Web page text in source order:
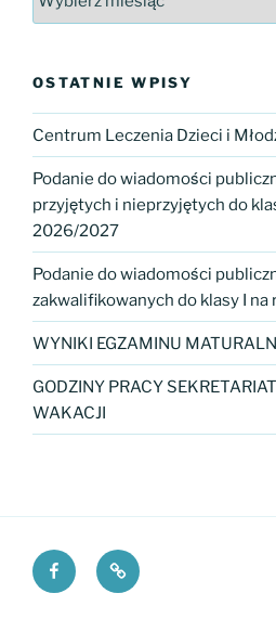
OSTATNIE WPISY
Centrum Leczenia Dzieci i
Podanie do wiadomości
przyjętych i nieprzyjętych do
2026/2027
Podanie do wiadomości
zakwalifikowanych do klasy I
WYNIKI EGZAMINU
GODZINY PRACY
WAKACJI
Facebook
VI
Fundacja
PKO